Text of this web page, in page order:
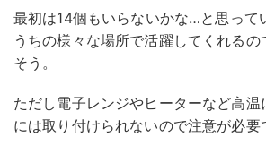
最初は14個もいらないかな…と思って
うちの様々な場所で活躍してくれる
そう。
ただし電子レンジやヒーターなど高
には取り付けられないので注意が必要